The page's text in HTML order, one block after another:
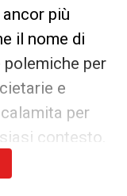
più
il nome di
per
e
per
contesto.
di